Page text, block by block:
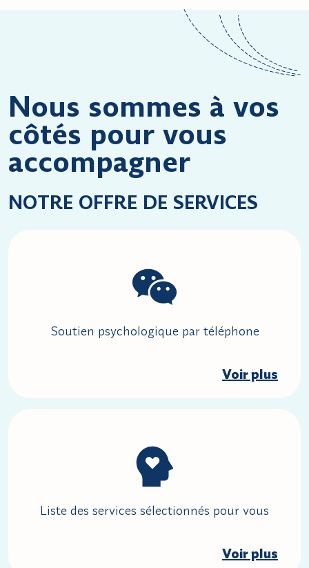
Nous sommes à vos
côtés pour vous
accompagner
NOTRE OFFRE DE SERVICES
Soutien psychologique par téléphone
Voir plus
Liste des services sélectionnés pour vous
Voir plus